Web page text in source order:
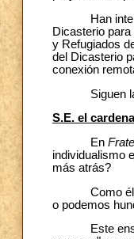
Han
Dicasterio
y Refugiados
del Dicasterio
conexión
Siguen las
S.E. el
En
individualismo
más atrás?
Como él
o podemos
Este